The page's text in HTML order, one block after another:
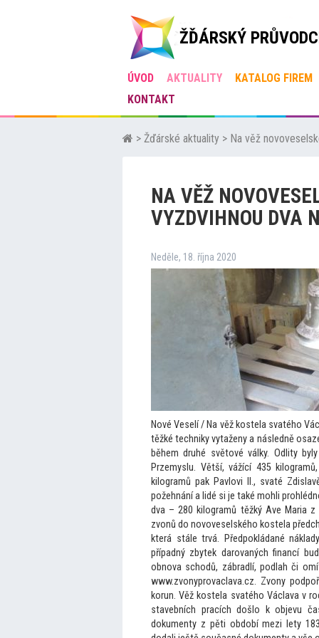
ŽĎÁRSKÝ
ÚVOD AKTUALITY KATALOG FIREM
KONTAKT
> Žďárské aktuality > Na věž
NA VĚŽ
VYZDVIHNOU DVA
Neděle, 18. října 2020
Nové Veselí / Na věž kostela svatého
těžké techniky vytaženy a následně
během druhé světové války. Odlity
Przemyslu. Větší, vážící 435
kilogramů pak Pavlovi II., svaté
požehnání a lidé si je také mohli
dva – 280 kilogramů těžký Ave Maria
zvonů do novoveselského kostela
která stále trvá. Předpokládané
případný zbytek darovaných financí
obnova schodů, zábradlí, podlah či
www.zvonyprovaclava.cz. Zvony
korun. Věž kostela svatého Václava v
stavebních pracích došlo k objevu
dokumenty z pěti období mezi lety